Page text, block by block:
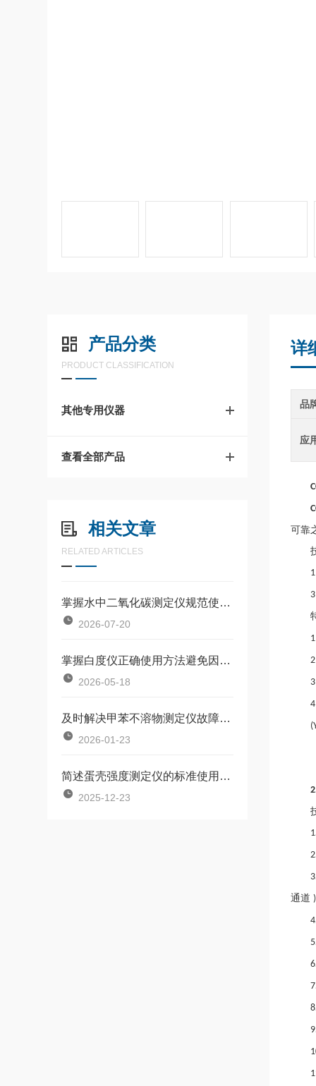
产品分类
PRODUCT CLASSIFICATION
其他专用仪器
查看全部产品
相关文章
RELATED ARTICLES
掌握水中二氧化碳测定仪规范使用流程是确保数据准确可靠的前提
2026-07-20
掌握白度仪正确使用方法避免因标准板污染或操作不规范引入误差
2026-05-18
及时解决甲苯不溶物测定仪故障是保障长期安全使用的关键
2026-01-23
简述蛋壳强度测定仪的标准使用方法
2025-12-23
详
品
应
可靠
1
3
1
2
3
4
通道 )